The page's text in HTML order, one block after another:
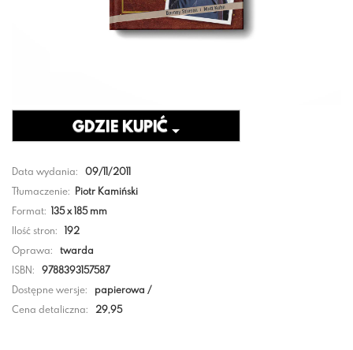
Data wydania:
09/11/2011
Tłumaczenie: Piotr Kamiński
Format: 135 x 185 mm
Ilość stron:
192
Oprawa:
twarda
ISBN:
9788393157587
Dostępne wersje:
papierowa /
Cena detaliczna:
29,95
GDZIE KUPIĆ